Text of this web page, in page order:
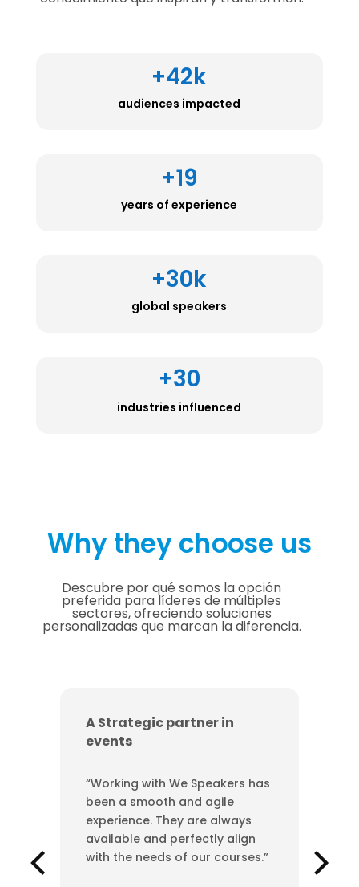
+42k
audiences impacted
+19
years of experience
+30k
global speakers
+30
industries influenced
Why they choose us
Descubre por qué somos la opción
preferida para líderes de múltiples
sectores, ofreciendo soluciones
personalizadas que marcan la diferencia.
A Strategic partner in
events
“Working with We Speakers has
been a smooth and agile
experience. They are always
available and perfectly align
with the needs of our courses.”